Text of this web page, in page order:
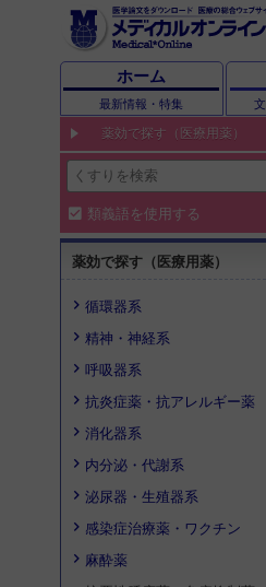
ホーム
最新情報・特集
薬効で探す（医療用薬）
類義語を使用する
薬効で探す（医療用薬）
循環器系
精神・神経系
呼吸器系
抗炎症薬・抗アレルギー薬
消化器系
内分泌・代謝系
泌尿器・生殖器系
感染症治療薬・ワクチン
麻酔薬